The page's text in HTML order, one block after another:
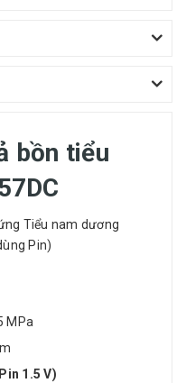
bồn tiểu
Tiểu nam dương
Pin)
MPa
1.5 V)